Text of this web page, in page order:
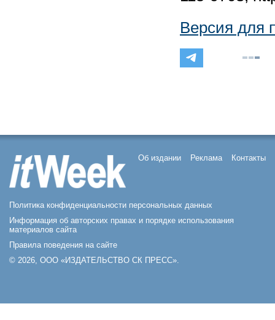
Версия для
Об издании Реклама Контакты
Политика конфиденциальности персональных данных
Информация об авторских правах и порядке использования
материалов сайта
Правила поведения на сайте
© 2026, ООО «ИЗДАТЕЛЬСТВО СК ПРЕСС».